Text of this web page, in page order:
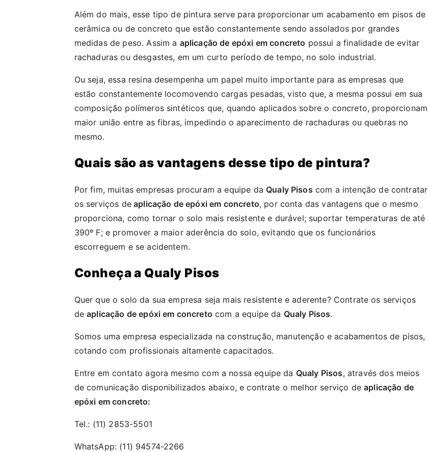
Além do mais, esse tipo de pintura serve para proporcionar um acabamento em pisos de
cerâmica ou de concreto que estão constantemente sendo assolados por grandes
medidas de peso. Assim a aplicação de epóxi em concreto possui a finalidade de evitar
rachaduras ou desgastes, em um curto período de tempo, no solo industrial.
Ou seja, essa resina desempenha um papel muito importante para as empresas que
estão constantemente locomovendo cargas pesadas, visto que, a mesma possui em sua
composição polímeros sintéticos que, quando aplicados sobre o concreto, proporcionam
maior união entre as fibras, impedindo o aparecimento de rachaduras ou quebras no
mesmo.
Quais são as vantagens desse tipo de pintura?
Por fim, muitas empresas procuram a equipe da Qualy Pisos com a intenção de contratar
os serviços deaplicação de epóxi em concreto, por conta das vantagens que o mesmo
proporciona, como tornar o solo mais resistente e durável; suportar temperaturas de até
390º F; e promover a maior aderência do solo, evitando que os funcionários
escorreguem e se acidentem.
Conheça a Qualy Pisos
Quer que o solo da sua empresa seja mais resistente e aderente? Contrate os serviços
deaplicação de epóxi em concreto com a equipe da Qualy Pisos.
Somos uma empresa especializada na construção, manutenção e acabamentos de pisos,
cotando com profissionais altamente capacitados.
Entre em contato agora mesmo com a nossa equipe da Qualy Pisos, através dos meios
de comunicação disponibilizados abaixo, e contrate o melhor serviço deaplicação de
epóxi em concreto:
Tel.: (11) 2853-5501
WhatsApp: (11) 94574-2266